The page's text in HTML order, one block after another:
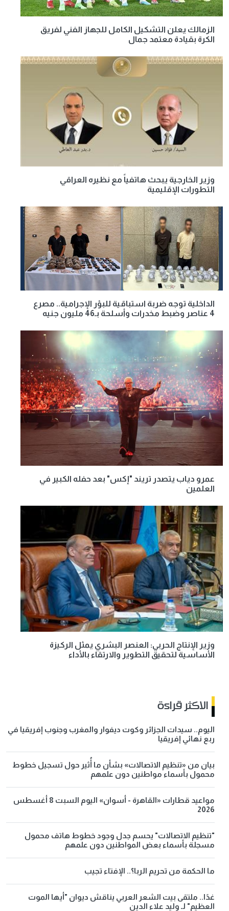
الزمالك يعلن التشكيل الكامل للجهاز الفني لفريق
الكرة بقيادة معتمد جمال
وزير الخارجية يبحث هاتفياً مع نظيره العراقي
التطورات الإقليمية
الداخلية توجه ضربة استباقية للبؤر الإجرامية.. مصرع
4 عناصر وضبط مخدرات وأسلحة بـ46 مليون جنيه
عمرو دياب يتصدر تريند "إكس" بعد حفله الكبير في
العلمين
وزير الإنتاج الحربي: العنصر البشري يمثل الركيزة
الأساسية لتحقيق التطوير والارتقاء بالأداء
الاكثر قراءة
اليوم.. سيدات الجزائر وكوت ديفوار والمغرب وجنوب إفريقيا في
ربع نهائي إفريقيا
بيان من «تنظيم الاتصالات» بشأن ما أُثير حول تسجيل خطوط
محمول بأسماء مواطنين دون علمهم
مواعيد قطارات «القاهرة - أسوان» اليوم السبت 8 أغسطس
2026
"تنظيم الاتصالات" يحسم جدل وجود خطوط هاتف محمول
مسجلة بأسماء بعض المواطنين دون علمهم
ما الحكمة من تحريم الربا؟.. الإفتاء تجيب
غدًا.. ملتقى بيت الشعر العربي يناقش ديوان "أيها الموت
العظيم" لـ وليد علاء الدين